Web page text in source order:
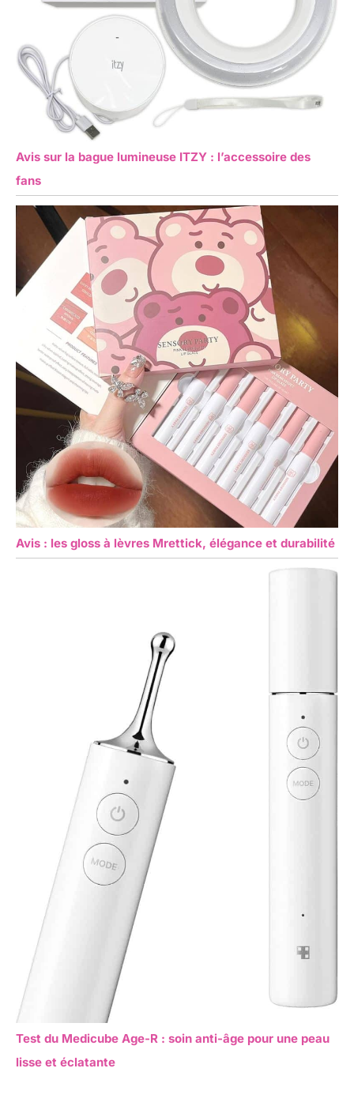
Avis sur la bague lumineuse ITZY : l’accessoire des
fans
Avis : les gloss à lèvres Mrettick, élégance et durabilité
Test du Medicube Age-R : soin anti-âge pour une peau
lisse et éclatante